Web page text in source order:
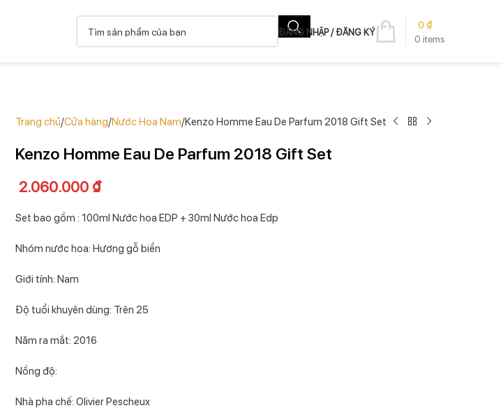
ĐĂNG NHẬP / ĐĂNG KÝ
0 items
0₫
Trang chủ Cửa hàng Nước Hoa Nam Kenzo Homme Eau De Parfum 2018 Gift Set
Kenzo Homme Eau De Parfum 2018 Gift Set
2.060.000 ₫
Set bao gồm : 100ml Nước hoa EDP + 30ml Nước hoa Edp
Nhóm nước hoa: Hương gỗ biển
Giới tính: Nam
Độ tuổi khuyên dùng: Trên 25
Năm ra mắt: 2016
Nồng độ:
Nhà pha chế: Olivier Pescheux